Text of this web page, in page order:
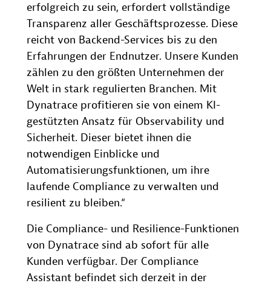
erfolgreich zu sein, erfordert vollständige
Transparenz aller Geschäftsprozesse. Diese
reicht von Backend-Services bis zu den
Erfahrungen der Endnutzer. Unsere Kunden
zählen zu den größten Unternehmen der
Welt in stark regulierten Branchen. Mit
Dynatrace profitieren sie von einem KI-
gestützten Ansatz für Observability und
Sicherheit. Dieser bietet ihnen die
notwendigen Einblicke und
Automatisierungsfunktionen, um ihre
laufende Compliance zu verwalten und
resilient zu bleiben.“
Die Compliance- und Resilience-Funktionen
von Dynatrace sind ab sofort für alle
Kunden verfügbar. Der Compliance
Assistant befindet sich derzeit in der